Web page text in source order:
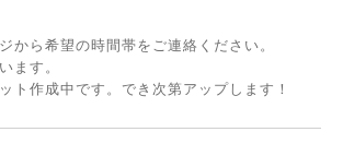
から希望の時間帯をご連絡ください。
ます。
ト作成中です。でき次第アップします！